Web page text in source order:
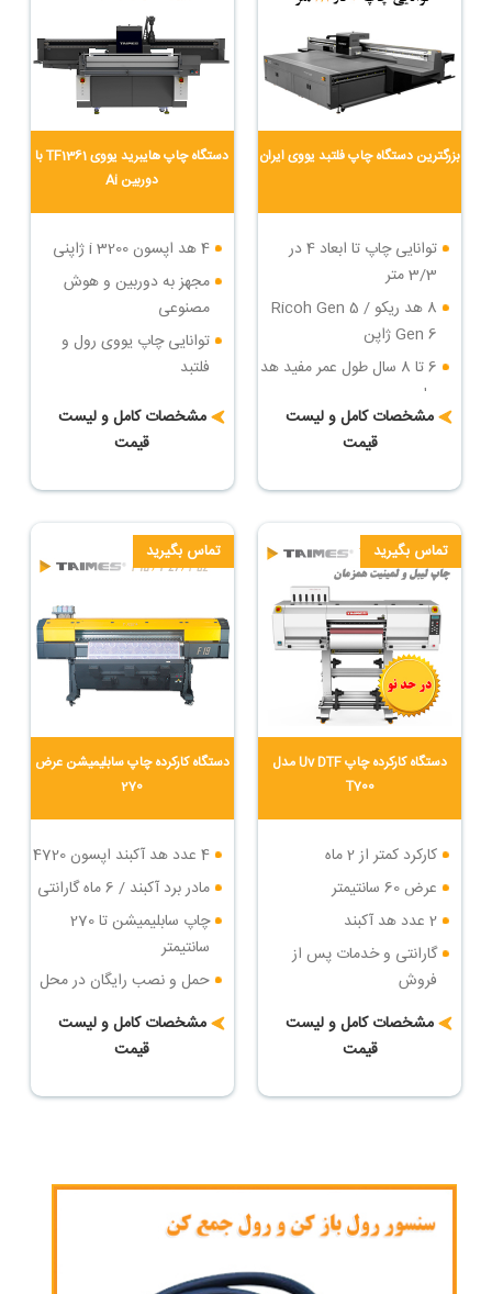
دستگاه چاپ هایبرید یووی TF1361 با
دوربین Ai
4 هد اپسون i 3200 ژاپنی
مجهز به دوربین و هوش
مصنوعی
توانایی چاپ یووی رول و
فلتبد
در ساعت
دارای روتاری جهت چاپ روی
اجسام مدور
مشخصات کامل و لیست
قیمت
بزرگترین دستگاه چاپ فلتبد یووی ایران
توانایی چاپ تا ابعاد 4 در
3/3 متر
8 هد ریکو Ricoh Gen 5 /
Gen 6 ژاپن
6 تا 8 سال طول عمر مفید هد
چاپ
سرعت چاپ : تا 84 مترمربع
بزرگترین دستگاه چاپ فلتبد
مشخصات کامل و لیست
قیمت
تماس بگیرید
دستگاه کارکرده چاپ سابلیمیشن عرض
270
4 عدد هد آکبند اپسون 4720
مادر برد آکبند / 6 ماه گارانتی
چاپ سابلیمیشن تا 270
سانتیمتر
حمل و نصب رایگان در محل
شرایط پرداخت اقساطی
مشخصات کامل و لیست
قیمت
تماس بگیرید
دستگاه کارکرده چاپ Uv DTF مدل
T700
کارکرد کمتر از 2 ماه
عرض 60 سانتیمتر
2 عدد هد آکبند
گارانتی و خدمات پس از
فروش
حمل و نصب رایگان
مشخصات کامل و لیست
قیمت